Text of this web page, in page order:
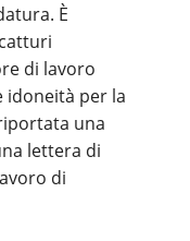
È
di lavoro
idoneità per la
una
lettera di
di